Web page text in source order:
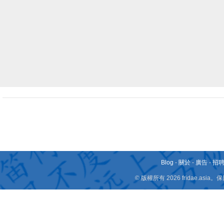
Blog - 關於 - 廣告 -招
© 版權所有 2026 fridae.asia。